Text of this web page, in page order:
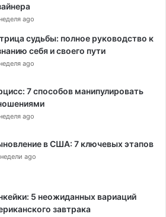
ago
судьбы: полное руководство к
себя и своего пути
ago
7 способов манипулировать
ago
в США: 7 ключевых этапов
ago
5 неожиданных вариаций
завтрака